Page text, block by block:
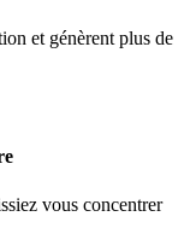
et génèrent plus de
vous concentrer